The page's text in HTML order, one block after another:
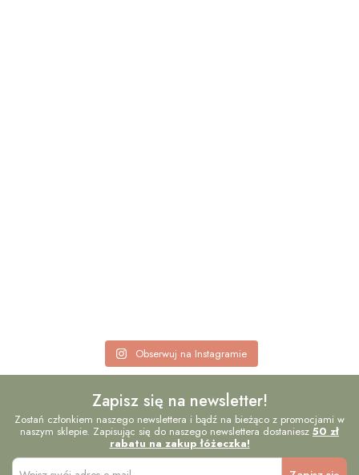
Obserwuj na Instagramie
Zapisz się na newsletter!
Zostań członkiem naszego newslettera i bądź na bieżąco z promocjami w
naszym sklepie. Zapisując się do naszego newslettera dostaniesz 50 zł
rabatu na zakup łóżeczka!